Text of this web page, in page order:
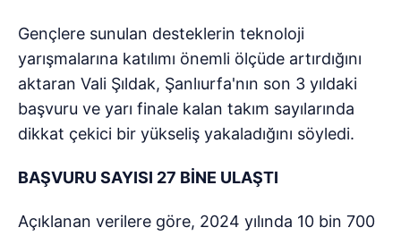
Gençlere sunulan desteklerin teknoloji
yarışmalarına katılımı önemli ölçüde artırdığını
aktaran Vali Şıldak, Şanlıurfa'nın son 3 yıldaki
başvuru ve yarı finale kalan takım sayılarında
dikkat çekici bir yükseliş yakaladığını söyledi.
BAŞVURU SAYISI 27 BİNE ULAŞTI
Açıklanan verilere göre, 2024 yılında 10 bin 700